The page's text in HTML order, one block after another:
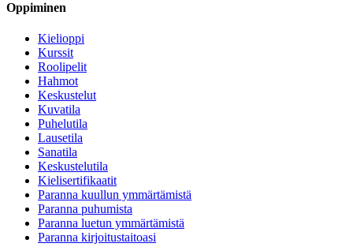
Oppiminen
Kielioppi
Kurssit
Roolipelit
Hahmot
Keskustelut
Kuvatila
Puhelutila
Lausetila
Sanatila
Keskustelutila
Kielisertifikaatit
Paranna kuullun ymmärtämistä
Paranna puhumista
Paranna luetun ymmärtämistä
Paranna kirjoitustaitoasi